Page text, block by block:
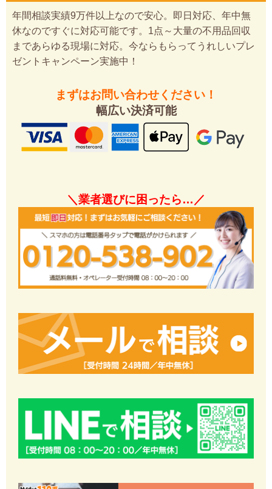
年間相談実績9万件以上なので安心。即日対応、年中無
休なのですぐに対応可能です。1点～大量の不用品回収
まであらゆる現場に対応。今ならもらってうれしいプレ
ゼントキャンペーン実施中！
まずはお問い合わせください！
幅広い決済可能
＼業者選びに困ったら…／